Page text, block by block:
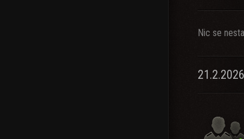
Nic se
21.2.2026